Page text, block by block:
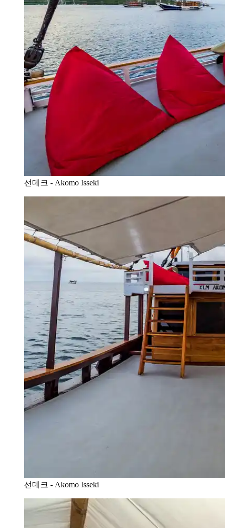
선데크 - Akomo Isseki
선데크 - Akomo Isseki